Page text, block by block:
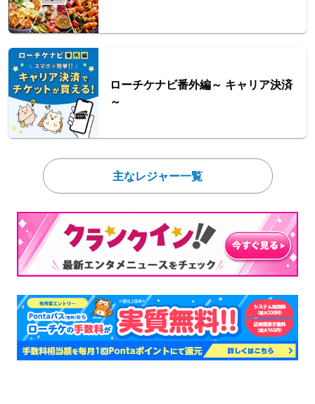
ローチケナビ番外編～ キャリア決済
～
主なレジャー一覧